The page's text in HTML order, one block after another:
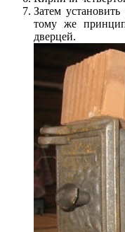
Затем
тому же
дверцей.